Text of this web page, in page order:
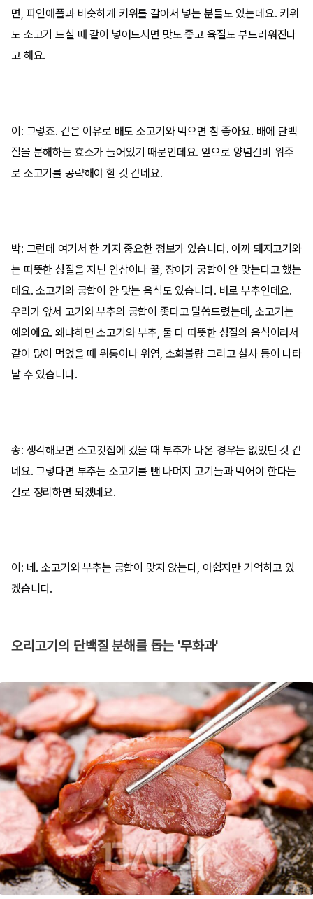
면, 파인애플과 비슷하게 키위를 갈아서 넣는 분들도 있는데요. 키위
도 소고기 드실 때 같이 넣어드시면 맛도 좋고 육질도 부드러워진다
고 해요.
이: 그렇죠. 같은 이유로 배도 소고기와 먹으면 참 좋아요. 배에 단백
질을 분해하는 효소가 들어있기 때문인데요. 앞으로 양념갈비 위주
로 소고기를 공략해야 할 것 같네요.
박: 그런데 여기서 한 가지 중요한 정보가 있습니다. 아까 돼지고기와
는 따뜻한 성질을 지닌 인삼이나 꿀, 장어가 궁합이 안 맞는다고 했는
데요. 소고기와 궁합이 안 맞는 음식도 있습니다. 바로 부추인데요.
우리가 앞서 고기와 부추의 궁합이 좋다고 말씀드렸는데, 소고기는
예외에요. 왜냐하면 소고기와 부추, 둘 다 따뜻한 성질의 음식이라서
같이 많이 먹었을 때 위통이나 위염, 소화불량 그리고 설사 등이 나타
날 수 있습니다.
송: 생각해보면 소고깃집에 갔을 때 부추가 나온 경우는 없었던 것 같
네요. 그렇다면 부추는 소고기를 뺀 나머지 고기들과 먹어야 한다는
걸로 정리하면 되겠네요.
이: 네. 소고기와 부추는 궁합이 맞지 않는다, 아쉽지만 기억하고 있
겠습니다.
오리고기의 단백질 분해를 돕는 '무화과'